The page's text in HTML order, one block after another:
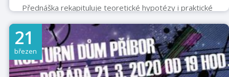
Přednáška rekapituluje teoretické hypotézy i praktické
dalších. Ti se shodují, že naše myšlenky pozitivně nebo
negativně ovlivňují chemické procesy a zdraví nejen
mozku, ale i celého těla a tím i kvalitu života. Nabízejí
mechanismy, jak s energií myšlenek pracovat.Vstupné
30 Kč
21
březen